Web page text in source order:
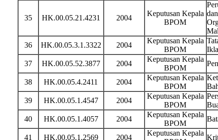
35 HK.00.05.21.4231 2004
Keputusan Kepala
BPOM
36
HK.00.05.3.1.3322 2004
Keputusan Kepala
BPOM
37
HK.00.05.52.3877 2004
Keputusan Kepala
BPOM
38 HK.00.05.4.2411 2004
Keputusan Kepala
BPOM
39
HK.00.05.1.4547 2004
Keputusan Kepala
BPOM
40
HK.00.05.1.4057 2004
Keputusan Kepala
BPOM
41 HK.00.05.1.2569 2004
Keputusan Kepala